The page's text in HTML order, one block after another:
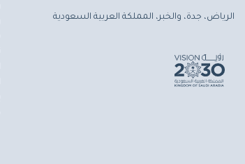
الرياض، جدة، والخبر، المملكة العربية السعودية